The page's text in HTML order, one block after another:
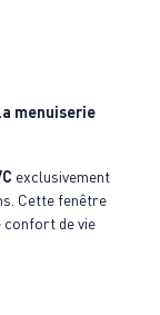
menuiserie
exclusivement
Cette fenêtre
confort de vie